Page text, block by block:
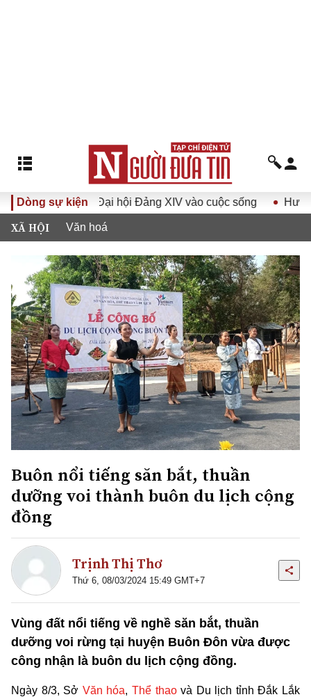
Dòng sự kiện
quyết Đại hội Đảng XIV vào cuộc sống Hướng tới Đại
XÃ HỘI Văn hoá
Buôn nổi tiếng săn bắt, thuần
dưỡng voi thành buôn du lịch cộng
đồng
Trịnh Thị Thơ
Thứ 6, 08/03/2024 15:49 GMT+7
Vùng đất nổi tiếng về nghề săn bắt, thuần
dưỡng voi rừng tại huyện Buôn Đôn vừa được
công nhận là buôn du lịch cộng đồng.
Ngày 8/3, Sở Văn hóa, Thể thaovà Du lịch tỉnh Đắk Lắk